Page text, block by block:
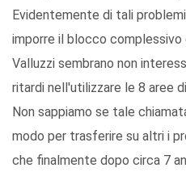
Evidentemente di tali
imporre il blocco complessivo
Valluzzi sembrano non
ritardi nell'utilizzare le 8 aree
Non sappiamo se tale
modo per trasferire su altri i
che finalmente dopo circa 7